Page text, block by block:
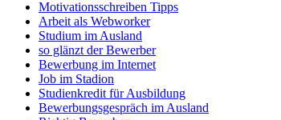
Motivationsschreiben Tipps
Arbeit als Webworker
Studium im Ausland
so glänzt der Bewerber
Bewerbung im Internet
Job im Stadion
Studienkredit für Ausbildung
Bewerbungsgespräch im Ausland